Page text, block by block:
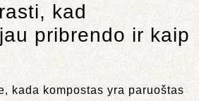
kad
pribrendo ir kaip
kada kompostas yra paruoštas